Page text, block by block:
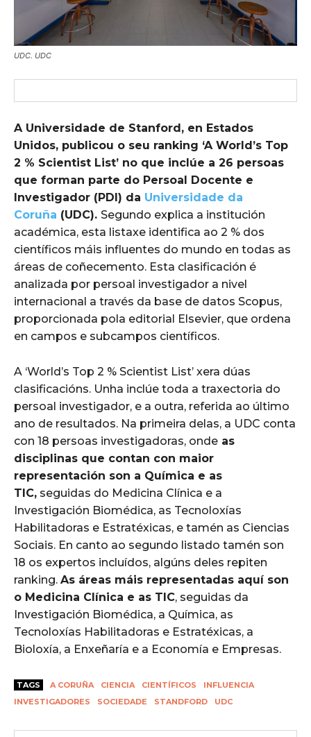
UDC. UDC
A Universidade de Stanford, en Estados
Unidos, publicou o seu ranking ‘A World’s Top
2 % Scientist List’ no que inclúe a 26 persoas
que forman parte do Persoal Docente e
Investigador (PDI) da Universidade da
Coruña (UDC). Segundo explica a institución
académica, esta listaxe identifica ao 2 % dos
científicos máis influentes do mundo en todas as
áreas de coñecemento. Esta clasificación é
analizada por persoal investigador a nivel
internacional a través da base de datos Scopus,
proporcionada pola editorial Elsevier, que ordena
en campos e subcampos científicos.
A ‘World’s Top 2 % Scientist List’ xera dúas
clasificacións. Unha inclúe toda a traxectoria do
persoal investigador, e a outra, referida ao último
ano de resultados. Na primeira delas, a UDC conta
con 18 persoas investigadoras, onde as
disciplinas que contan con maior
representación son a Química e as
TIC, seguidas do Medicina Clínica e a
Investigación Biomédica, as Tecnoloxías
Habilitadoras e Estratéxicas, e tamén as Ciencias
Sociais. En canto ao segundo listado tamén son
18 os expertos incluídos, algúns deles repiten
ranking. As áreas máis representadas aquí son
o Medicina Clínica e as TIC, seguidas da
Investigación Biomédica, a Química, as
Tecnoloxías Habilitadoras e Estratéxicas, a
Bioloxía, a Enxeñaría e a Economía e Empresas.
TAGS A CORUÑA CIENCIA CIENTÍFICOS
INFLUENCIA
INVESTIGADORES
SOCIEDADE STANDFORD UDC